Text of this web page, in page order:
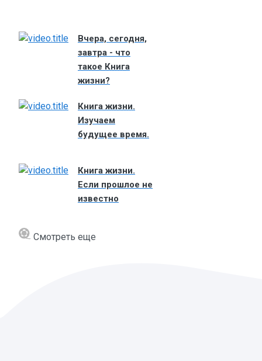
Вчера, сегодня,
завтра - что
такое Книга
жизни?
Книга жизни.
Изучаем
будущее время.
Книга жизни.
Если прошлое не
известно
Смотреть еще